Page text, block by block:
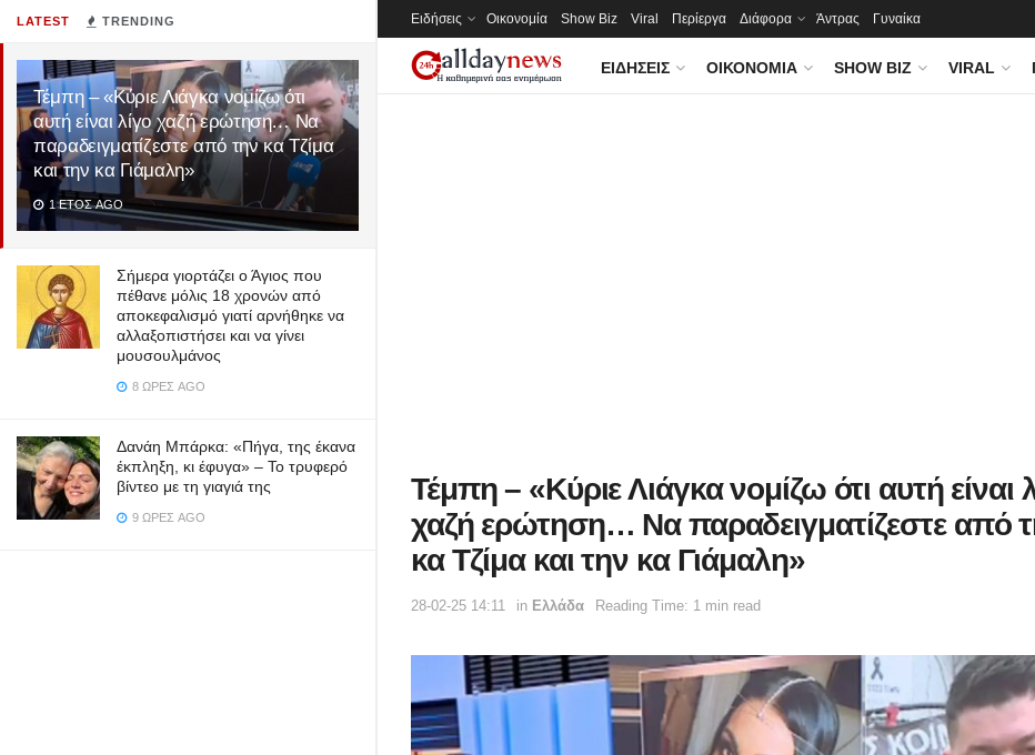
LATEST TRENDING
Τέμπη – «Κύριε Λιάγκα νομίζω ότι
αυτή είναι λίγο χαζή ερώτηση… Να
παραδειγματίζεστε από την κα Τζίμα
και την κα Γιάμαλη»
1 ΈΤΟΣ AGO
Σήμερα γιορτάζει ο Άγιος που
πέθανε μόλις 18 χρονών από
αποκεφαλισμό γιατί αρνήθηκε να
αλλαξοπιστήσει και να γίνει
μουσουλμάνος
8 ΏΡΕΣ AGO
Δανάη Μπάρκα: «Πήγα, της έκανα
έκπληξη, κι έφυγα» – Το τρυφερό
βίντεο με τη γιαγιά της
9 ΏΡΕΣ AGO
Ειδήσεις Οικονομία Show Biz Viral Περίεργα Διάφορα Άντρας Γυναίκα
ΕΙΔΉΣΕΙΣ ΟΙΚΟΝΟΜΊΑ SHOW BIZ VIRAL
Τέμπη – «Κύριε Λιάγκα νομίζω ότι αυτή είναι
χαζή ερώτηση… Να παραδειγματίζεστε από
κα Τζίμα και την κα Γιάμαλη»
28-02-25 14:11 in Ελλάδα Reading Time: 1 min read